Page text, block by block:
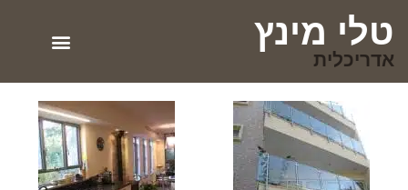
טלי מינץ
אדריכלית